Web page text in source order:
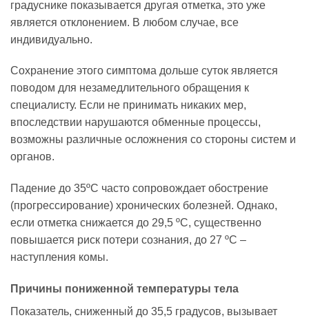
градуснике показывается другая отметка, это уже
является отклонением. В любом случае, все
индивидуально.
Сохранение этого симптома дольше суток является
поводом для незамедлительного обращения к
специалисту. Если не принимать никаких мер,
впоследствии нарушаются обменные процессы,
возможны различные осложнения со стороны систем и
органов.
Падение до 35ºC часто сопровождает обострение
(прогрессирование) хронических болезней. Однако,
если отметка снижается до 29,5 ºC, существенно
повышается риск потери сознания, до 27 ºC –
наступления комы.
Причины пониженной температуры тела
Показатель, сниженный до 35,5 градусов, вызывает